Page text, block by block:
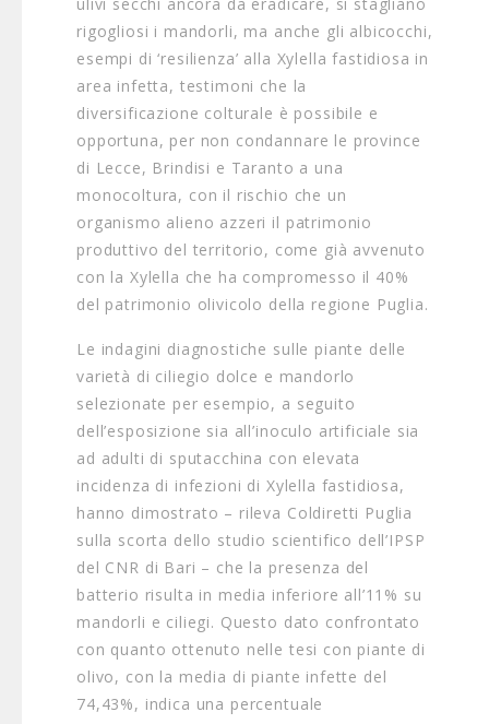
rigogliosi i mandorli, ma anche gli albicocchi,
esempi di ‘resilienza’ alla Xylella fastidiosa in
area infetta, testimoni che la
diversificazione colturale è possibile e
opportuna, per non condannare le province
di Lecce, Brindisi e Taranto a una
monocoltura, con il rischio che un
organismo alieno azzeri il patrimonio
produttivo del territorio, come già avvenuto
con la Xylella che ha compromesso il 40%
del patrimonio olivicolo della regione Puglia.
Le indagini diagnostiche sulle piante delle
varietà di ciliegio dolce e mandorlo
selezionate per esempio, a seguito
dell’esposizione sia all’inoculo artificiale sia
ad adulti di sputacchina con elevata
incidenza di infezioni di Xylella fastidiosa,
hanno dimostrato – rileva Coldiretti Puglia
sulla scorta dello studio scientifico dell’IPSP
del CNR di Bari – che la presenza del
batterio risulta in media inferiore all’11% su
mandorli e ciliegi. Questo dato confrontato
con quanto ottenuto nelle tesi con piante di
olivo, con la media di piante infette del
74,43%, indica una percentuale